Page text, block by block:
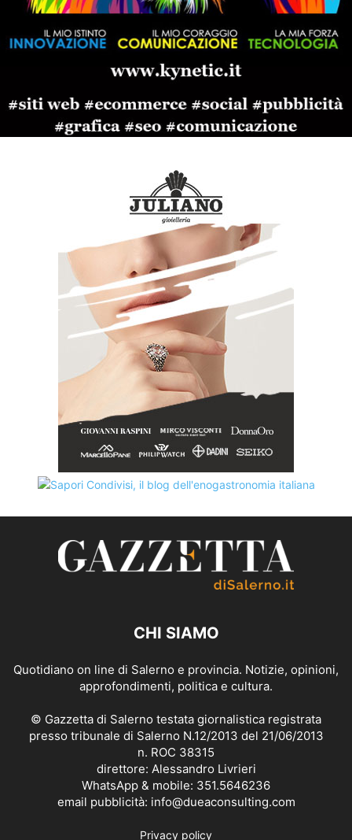
CHI SIAMO
Quotidiano on line di Salerno e provincia. Notizie, opinioni,
approfondimenti, politica e cultura.
© Gazzetta di Salerno testata giornalistica registrata
presso tribunale di Salerno N.12/2013 del 21/06/2013
n. ROC 38315
direttore: Alessandro Livrieri
WhatsApp & mobile: 351.5646236
email pubblicità: info@dueaconsulting.com
Privacy policy